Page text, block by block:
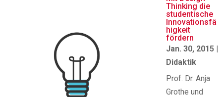
Thinking die
studentische
Innovationsfä
higkeit
fördern
Jan. 30, 2015 |
Didaktik
Prof. Dr. Anja
Grothe und